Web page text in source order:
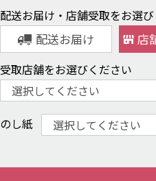
配送お届け・店舗受取をお選
配送お届け 店
受取店舗をお選びください
のし紙